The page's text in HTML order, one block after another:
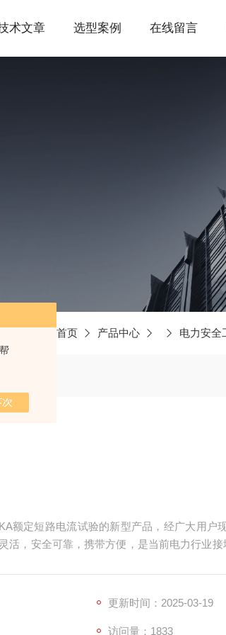
术文章 选型案例 在线留言
首页 产品中心 电力安全
额定短路电流试验的新型产品，经广大用户
活，安全可靠，携带方便，是当前电力行业
更新时间：2025-03-19
访问量：1833